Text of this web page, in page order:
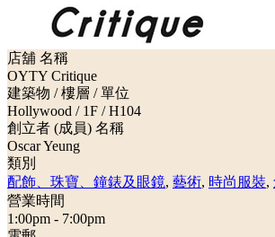
店舖 名稱
OYTY Critique
建築物 / 樓層 / 單位
Hollywood / 1F / H104
創立者 (成員) 名稱
Oscar Yeung
類別
配飾、珠寶、鐘錶及眼鏡, 藝術, 時尚服裝,
營業時間
1:00pm - 7:00pm